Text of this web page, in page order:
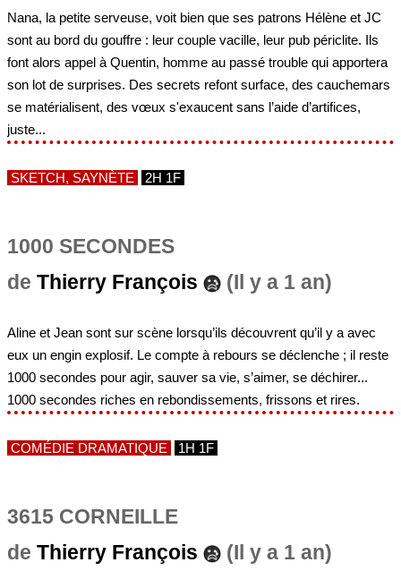
Nana, la petite serveuse, voit bien que ses patrons Hélène et JC
sont au bord du gouffre : leur couple vacille, leur pub périclite. Ils
font alors appel à Quentin, homme au passé trouble qui apportera
son lot de surprises. Des secrets refont surface, des cauchemars
se matérialisent, des vœux s'exaucent sans l’aide d’artifices,
juste...
SKETCH, SAYNÈTE 2H 1F
1000 SECONDES
de Thierry François (Il y a 1 an)
Aline et Jean sont sur scène lorsqu’ils découvrent qu’il y a avec
eux un engin explosif. Le compte à rebours se déclenche ; il reste
1000 secondes pour agir, sauver sa vie, s’aimer, se déchirer...
1000 secondes riches en rebondissements, frissons et rires.
COMÉDIE DRAMATIQUE 1H 1F
3615 CORNEILLE
de Thierry François (Il y a 1 an)